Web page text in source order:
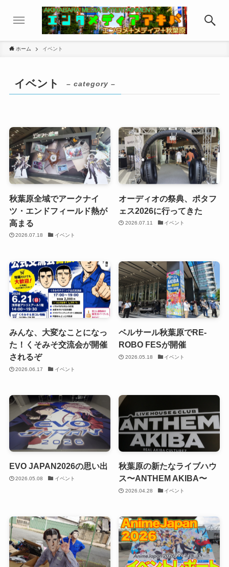
ホーム イベント
イベント – category –
秋葉原全域でアークナイ
ツ・エンドフィールド熱が
高まる
2026.07.18 イベント
オーディオの祭典、ポタフ
ェス2026に行ってきた
2026.07.11 イベント
みんな、大変なことになっ
た！くそみそ交流会が開催
されるぞ
2026.06.17 イベント
ベルサール秋葉原でRE-
ROBO FESが開催
2026.05.18 イベント
EVO JAPAN2026の思い出
2026.05.08 イベント
秋葉原の新たなライブハウ
ス〜ANTHEM AKIBA〜
2026.04.28 イベント